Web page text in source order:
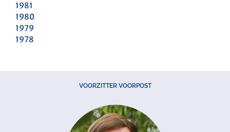
1981
1980
1979
1978
VOORZITTER VOORPOST